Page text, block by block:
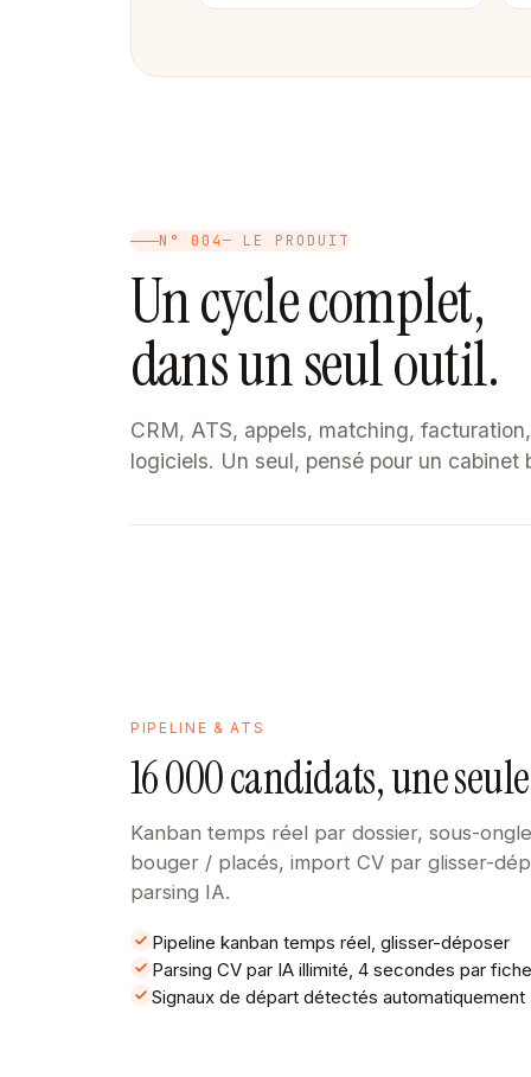
N° 004— LE PRODUIT
Un cycle complet,
dans un seul outil.
CRM, ATS, appels, matching,
logiciels. Un seul, pensé pour un cabinet
PIPELINE & ATS
16 000 candidats, une
Kanban temps réel par dossier, sous-
bouger / placés, import CV par glisser-
parsing IA.
Pipeline kanban temps réel, glisser-déposer
Parsing CV par IA illimité, 4 secondes par fiche
Signaux de départ détectés automatiquement